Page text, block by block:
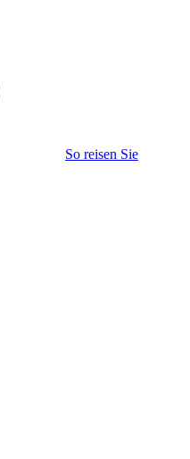
So reisen Sie